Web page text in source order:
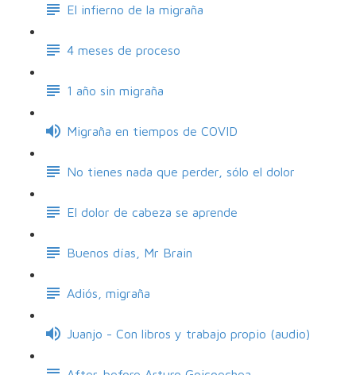
El infierno de la migraña
4 meses de proceso
1 año sin migraña
Migraña en tiempos de COVID
No tienes nada que perder, sólo el dolor
El dolor de cabeza se aprende
Buenos días, Mr Brain
Adiós, migraña
Juanjo - Con libros y trabajo propio (audio)